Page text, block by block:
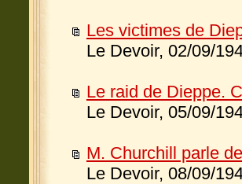
Les victimes de
Le Devoir, 02/09/
Le raid de Dieppe.
Le Devoir, 05/09/
M. Churchill parle
Le Devoir, 08/09/